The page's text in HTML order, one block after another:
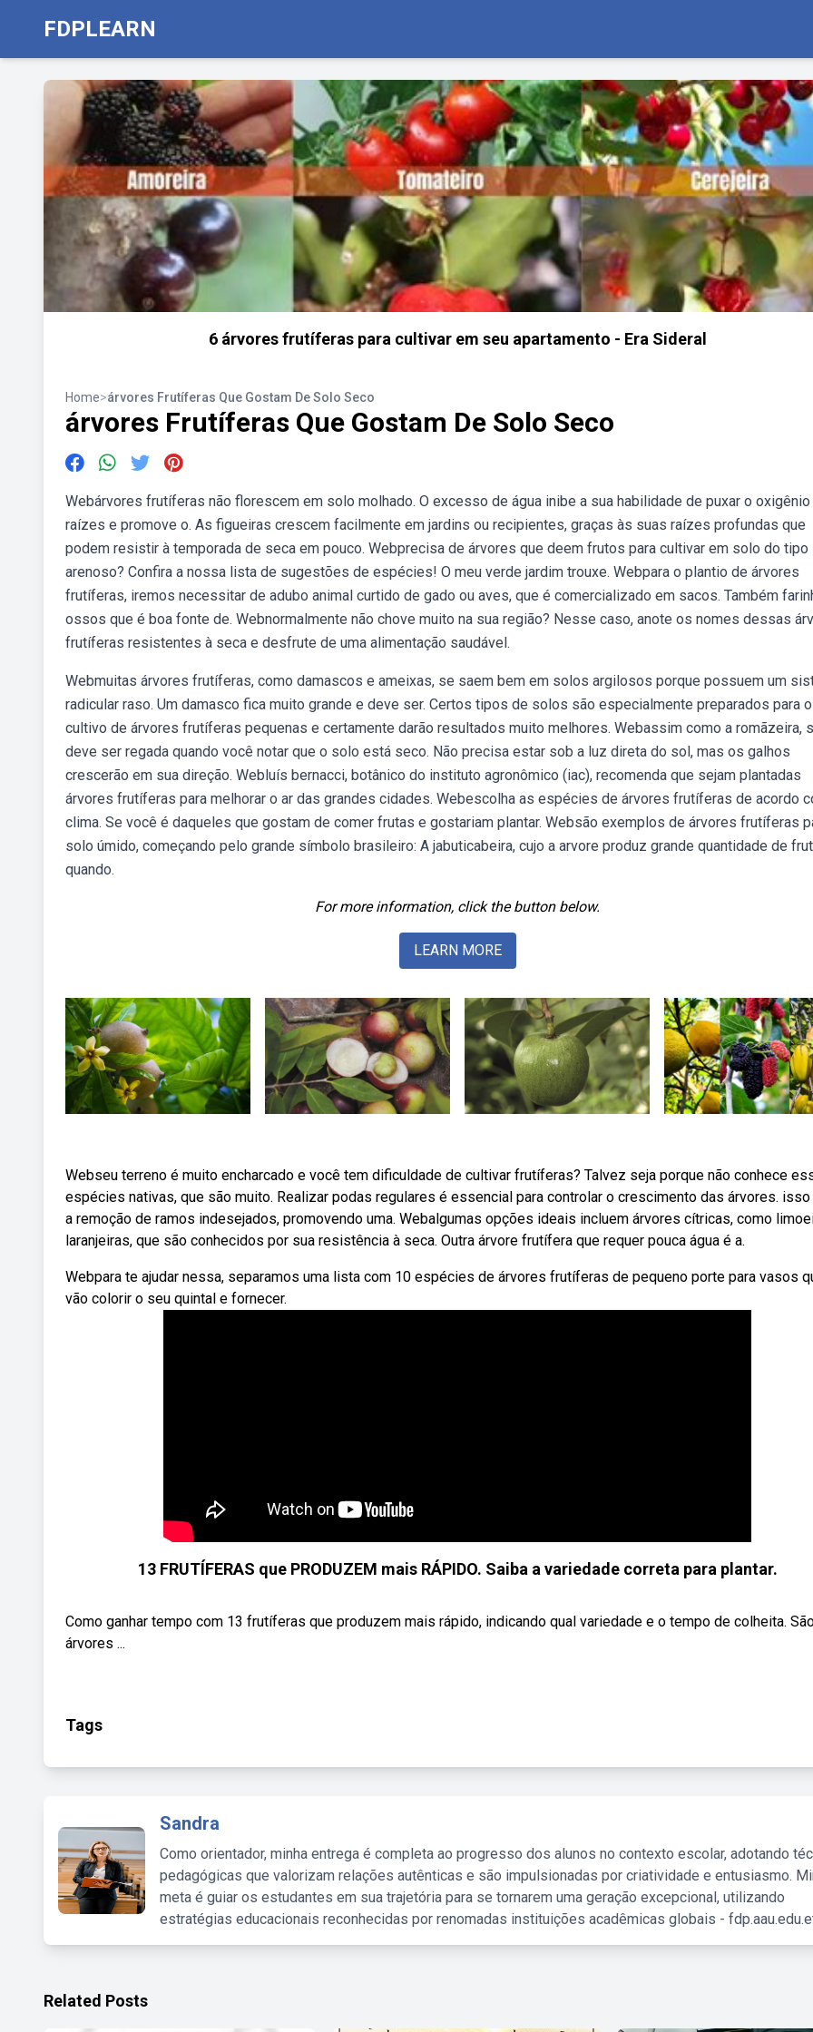
FDPLEARN
6 árvores frutíferas para cultivar em seu apartamento - Era Sideral
Home>árvores Frutíferas Que Gostam De Solo Seco
árvores Frutíferas Que Gostam De Solo Seco
Webárvores frutíferas não florescem em solo molhado. O excesso de água inibe a sua habilidade de puxar o
raízes e promove o. As figueiras crescem facilmente em jardins ou recipientes, graças às suas raízes profundas que
podem resistir à temporada de seca em pouco. Webprecisa de árvores que deem frutos para cultivar em solo do tipo
arenoso? Confira a nossa lista de sugestões de espécies! O meu verde jardim trouxe. Webpara o plantio de árvores
frutíferas, iremos necessitar de adubo animal curtido de gado ou aves, que é comercializado em sacos. Também
ossos que é boa fonte de. Webnormalmente não chove muito na sua região? Nesse caso, anote os nomes dessas
frutíferas resistentes à seca e desfrute de uma alimentação saudável.
Webmuitas árvores frutíferas, como damascos e ameixas, se saem bem em solos argilosos porque possuem um
radicular raso. Um damasco fica muito grande e deve ser. Certos tipos de solos são especialmente preparados para o
cultivo de árvores frutíferas pequenas e certamente darão resultados muito melhores. Webassim como a romãzeira,
deve ser regada quando você notar que o solo está seco. Não precisa estar sob a luz direta do sol, mas os galhos
crescerão em sua direção. Webluís bernacci, botânico do instituto agronômico (iac), recomenda que sejam plantadas
árvores frutíferas para melhorar o ar das grandes cidades. Webescolha as espécies de árvores frutíferas de acordo
clima. Se você é daqueles que gostam de comer frutas e gostariam plantar. Websão exemplos de árvores frutíferas
solo úmido, começando pelo grande símbolo brasileiro: A jabuticabeira, cujo a arvore produz grande quantidade de
quando.
For more information, click the button below.
LEARN MORE
Webseu terreno é muito encharcado e você tem dificuldade de cultivar frutíferas? Talvez seja porque não conhece
espécies nativas, que são muito. Realizar podas regulares é essencial para controlar o crescimento das árvores.
a remoção de ramos indesejados, promovendo uma. Webalgumas opções ideais incluem árvores cítricas, como
laranjeiras, que são conhecidos por sua resistência à seca. Outra árvore frutífera que requer pouca água é a.
Webpara te ajudar nessa, separamos uma lista com 10 espécies de árvores frutíferas de pequeno porte para vasos
vão colorir o seu quintal e fornecer.
13 FRUTÍFERAS que PRODUZEM mais RÁPIDO. Saiba a variedade correta para plantar.
Como ganhar tempo com 13 frutíferas que produzem mais rápido, indicando qual variedade e o tempo de colheita.
árvores ...
Tags
Sandra
Como orientador, minha entrega é completa ao progresso dos alunos no contexto escolar, adotando
pedagógicas que valorizam relações autênticas e são impulsionadas por criatividade e entusiasmo.
meta é guiar os estudantes em sua trajetória para se tornarem uma geração excepcional, utilizando
estratégias educacionais reconhecidas por renomadas instituições acadêmicas globais -
Related Posts